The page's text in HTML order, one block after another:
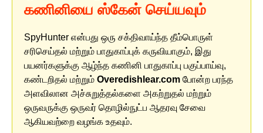
கணினியை ஸ்கேன் செய்யவும்
SpyHunter என்பது ஒரு சக்திவாய்ந்த தீம்பொருள்
சரிசெய்தல் மற்றும் பாதுகாப்புக் கருவியாகும், இது
பயனர்களுக்கு ஆழ்ந்த கணினி பாதுகாப்பு பகுப்பாய்வு,
கண்டறிதல் மற்றும் Overedishlear.com போன்ற பரந்த
அளவிலான அச்சுறுத்தல்களை அகற்றுதல் மற்றும்
ஒருவருக்கு ஒருவர் தொழில்நுட்ப ஆதரவு சேவை
ஆகியவற்றை வழங்க உதவும்.